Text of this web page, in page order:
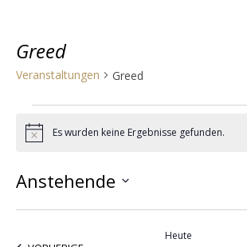
Greed
Veranstaltungen Greed
Veranstaltungen
HinweisEs wurden keine Ergebnisse gefunden.
Anstehende
Heute